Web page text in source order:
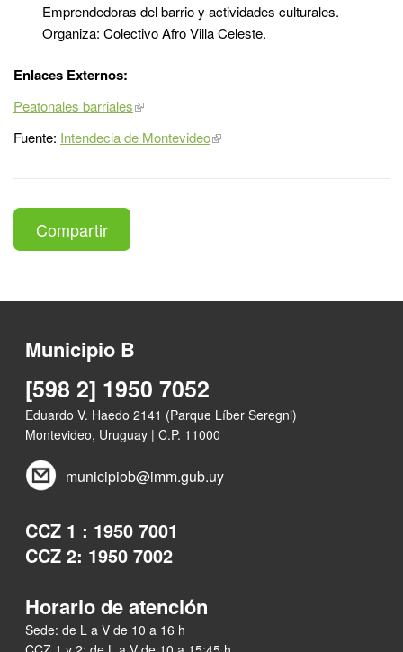
Emprendedoras del barrio y actividades culturales.
Organiza: Colectivo Afro Villa Celeste.
Enlaces Externos:
Peatonales barriales
Fuente: Intendecia de Montevideo
Compartir
Municipio B
[598 2] 1950 7052
Eduardo V. Haedo 2141 (Parque Líber Seregni)
Montevideo, Uruguay | C.P. 11000
municipiob@imm.gub.uy
CCZ 1 : 1950 7001
CCZ 2: 1950 7002
Horario de atención
Sede: de L a V de 10 a 16 h